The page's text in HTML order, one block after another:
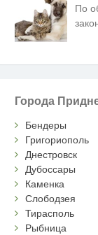
По
Города
Бендеры
Григориополь
Днестровск
Дубоссары
Каменка
Слободзея
Тирасполь
Рыбница